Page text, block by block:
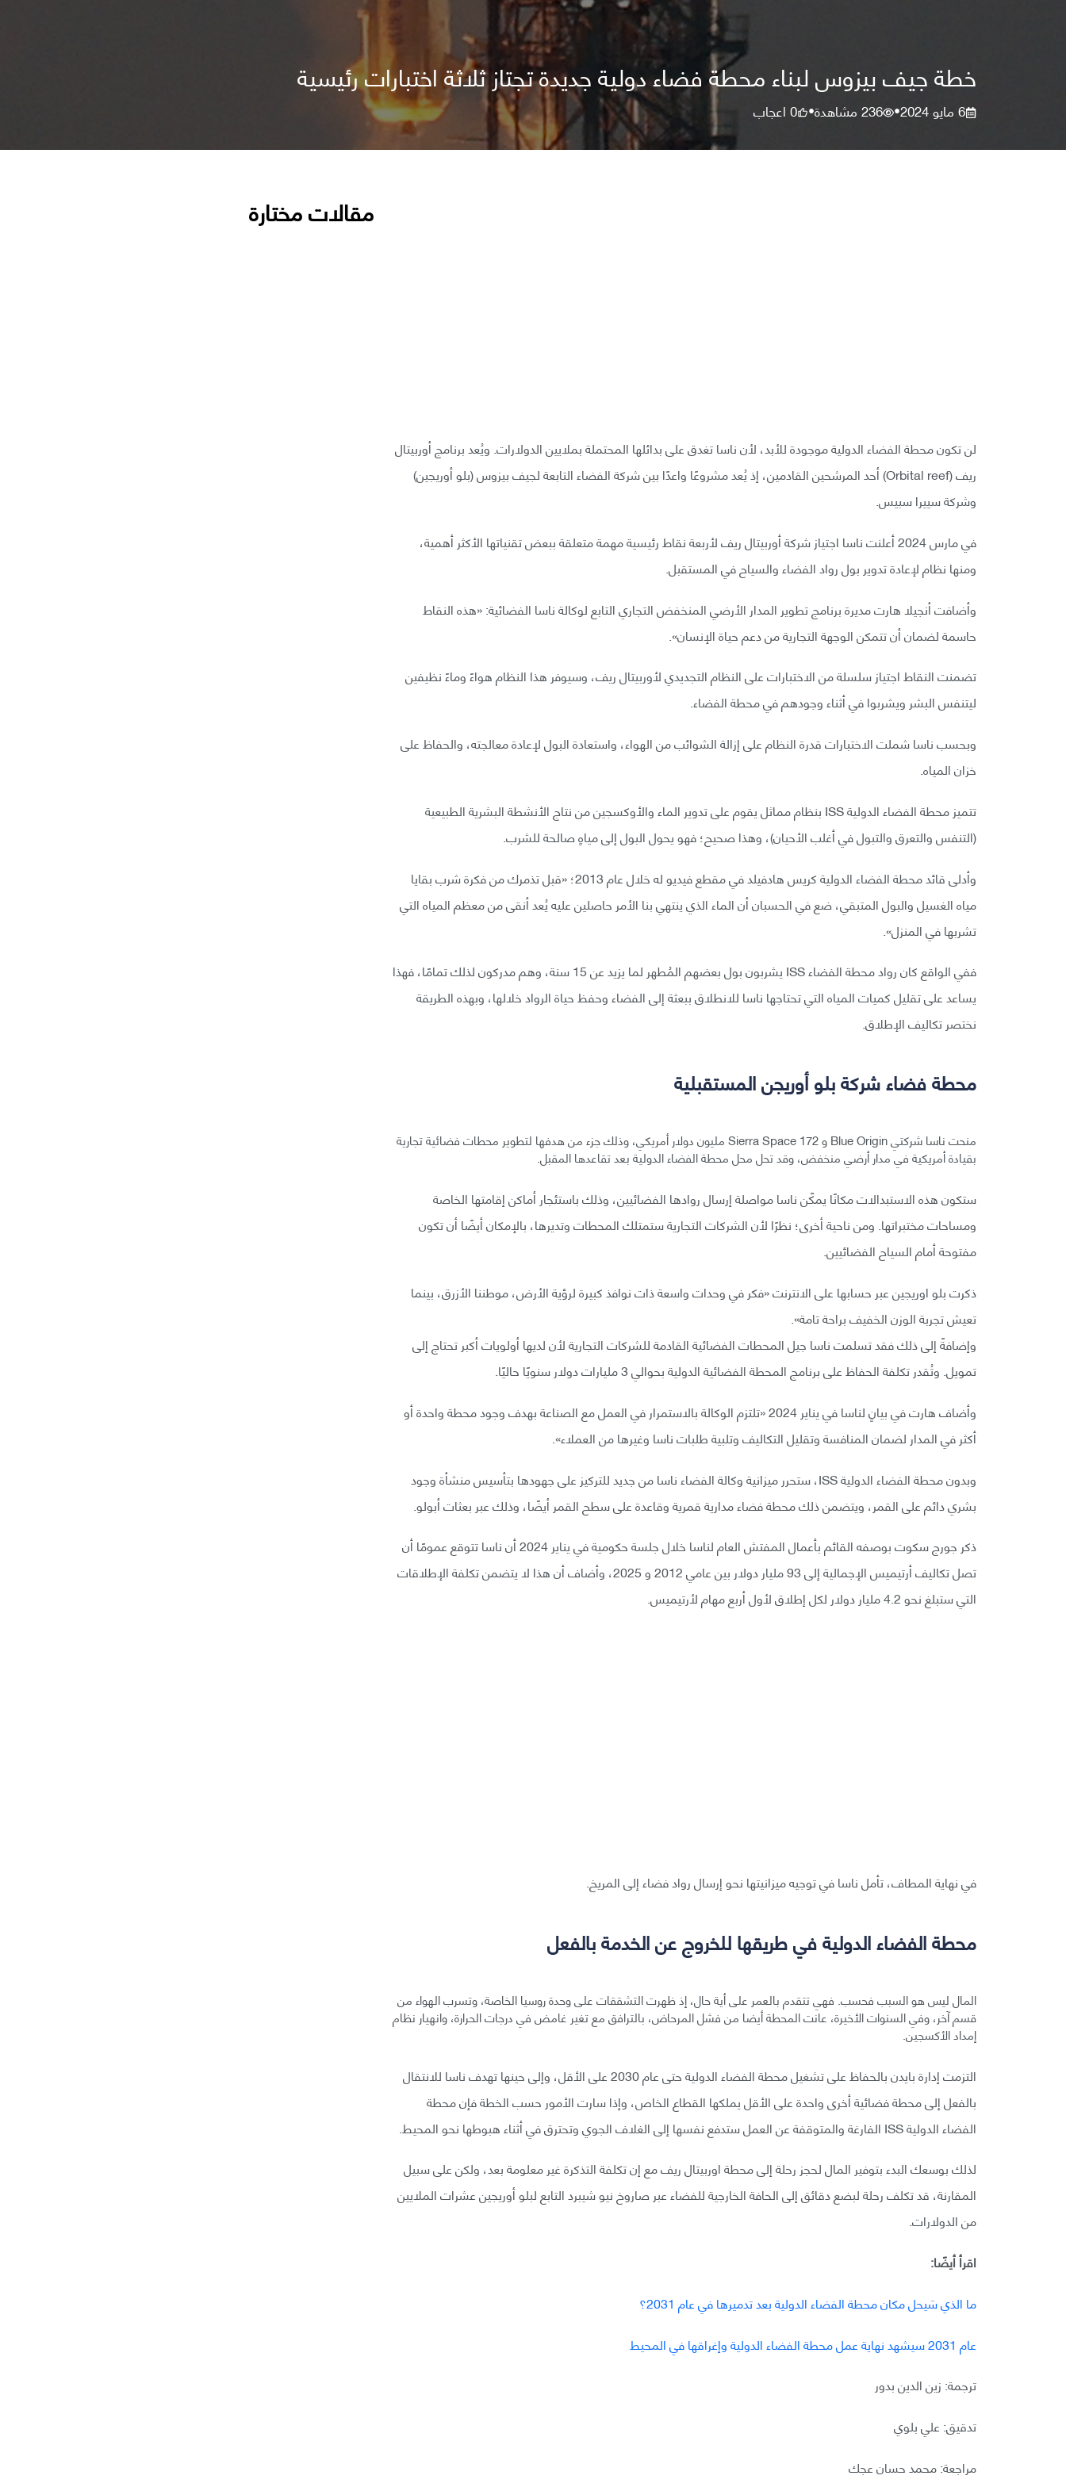
خطة جيف بيزوس لبناء محطة فضاء دولية جديدة تجتاز ثلاثة اختبارات رئيسية
6 مايو 2024 •
236مشاهدة•
0اعجاب
لن تكون محطة الفضاء الدولية موجودة للأبد، لأن ناسا تغدق على بدائلها المحتملة بملايين الدولارات. ويُعد برنامج أوربيتال
ريف (Orbital reef) أحد المرشحين القادمين، إذ يُعد مشروعًا واعدًا بين شركة الفضاء التابعة لجيف بيزوس (بلو أوريجين)
وشركة سييرا سبيس.
في مارس 2024 أعلنت ناسا اجتياز شركة أوربيتال ريف لأربعة نقاط رئيسية مهمة متعلقة ببعض تقنياتها الأكثر أهمية،
ومنها نظام لإعادة تدوير بول رواد الفضاء والسياح في المستقبل.
وأضافت أنجيلا هارت مديرة برنامج تطوير المدار الأرضي المنخفض التجاري التابع لوكالة ناسا الفضائية: «هذه النقاط
حاسمة لضمان أن تتمكن الوجهة التجارية من دعم حياة الإنسان».
تضمنت النقاط اجتياز سلسلة من الاختبارات على النظام التجديدي لأوربيتال ريف، وسيوفر هذا النظام هواءً وماءً نظيفين
ليتنفس البشر ويشربوا في أثناء وجودهم في محطة الفضاء.
وبحسب ناسا شملت الاختبارات قدرة النظام على إزالة الشوائب من الهواء، واستعادة البول لإعادة معالجته، والحفاظ على
خزان المياه.
تتميز محطة الفضاء الدولية ISS بنظام مماثل يقوم على تدوير الماء والأوكسجين من نتاج الأنشطة البشرية الطبيعية
(التنفس والتعرق والتبول في أغلب الأحيان)، وهذا صحيح؛ فهو يحول البول إلى مياهٍ صالحة للشرب.
وأدلى قائد محطة الفضاء الدولية كريس هادفيلد في مقطع فيديو له خلال عام 2013؛ «قبل تذمرك من فكرة شرب بقايا
مياه الغسيل والبول المتبقي، ضع في الحسبان أن الماء الذي ينتهي بنا الأمر حاصلين عليه يُعد أنقى من معظم المياه التي
تشربها في المنزل».
ففي الواقع كان رواد محطة الفضاء ISS يشربون بول بعضهم المُطهر لما يزيد عن 15 سنة، وهم مدركون لذلك تمامًا، فهذا
يساعد على تقليل كميات المياه التي تحتاجها ناسا للانطلاق ببعثة إلى الفضاء وحفظ حياة الرواد خلالها، وبهذه الطريقة
نختصر تكاليف الإطلاق.
محطة فضاء شركة بلو أوريجن المستقبلية
منحت ناسا شركتي Blue Origin و Sierra Space 172 مليون دولار أمريكي، وذلك جزء من هدفها لتطوير محطات فضائية تجارية
بقيادة أمريكية في مدار أرضي منخفض، وقد تحل محل محطة الفضاء الدولية بعد تقاعدها المقبل.
ستكون هذه الاستبدالات مكانًا يمكّن ناسا مواصلة إرسال روادها الفضائيين، وذلك باستئجار أماكن إقامتها الخاصة
ومساحات مختبراتها. ومن ناحية أخرى؛ نظرًا لأن الشركات التجارية ستمتلك المحطات وتديرها، بالإمكان أيضًا أن تكون
مفتوحة أمام السياح الفضائيين.
ذكرت بلو اوريجين عبر حسابها على الانترنت «فكر في وحدات واسعة ذات نوافذ كبيرة لرؤية الأرض، موطننا الأزرق، بينما
تعيش تجربة الوزن الخفيف براحة تامة».
وإضافةً إلى ذلك فقد تسلمت ناسا جيل المحطات الفضائية القادمة للشركات التجارية لأن لديها أولويات أكبر تحتاج إلى
تمويل. وتُقدر تكلفة الحفاظ على برنامج المحطة الفضائية الدولية بحوالي 3 مليارات دولار سنويًا حاليًا.
وأضاف هارت في بيانٍ لناسا في يناير 2024 «تلتزم الوكالة بالاستمرار في العمل مع الصناعة بهدف وجود محطة واحدة أو
أكثر في المدار لضمان المنافسة وتقليل التكاليف وتلبية طلبات ناسا وغيرها من العملاء».
وبدون محطة الفضاء الدولية ISS، ستحرر ميزانية وكالة الفضاء ناسا من جديد للتركيز على جهودها بتأسيس منشأة وجود
بشري دائم على القمر، ويتضمن ذلك محطة فضاء مدارية قمرية وقاعدة على سطح القمر أيضًا، وذلك عبر بعثات أبولو.
ذكر جورج سكوت بوصفه القائم بأعمال المفتش العام لناسا خلال جلسة حكومية في يناير 2024 أن ناسا تتوقع عمومًا أن
تصل تكاليف أرتيميس الإجمالية إلى 93 مليار دولار بين عامي 2012 و 2025، وأضاف أن هذا لا يتضمن تكلفة الإطلاقات
التي ستبلغ نحو 4.2 مليار دولار لكل إطلاق لأول أربع مهام لأرتيميس.
في نهاية المطاف، تأمل ناسا في توجيه ميزانيتها نحو إرسال رواد فضاء إلى المريخ.
محطة الفضاء الدولية في طريقها للخروج عن الخدمة بالفعل
المال ليس هو السبب فحسب. فهي تتقدم بالعمر على أية حال، إذ ظهرت التشققات على وحدة روسيا الخاصة، وتسرب الهواء من
قسم آخر، وفي السنوات الأخيرة، عانت المحطة أيضا من فشل المرحاض، بالترافق مع تغير غامض في درجات الحرارة، وانهيار نظام
إمداد الأكسجين.
التزمت إدارة بايدن بالحفاظ على تشغيل محطة الفضاء الدولية حتى عام 2030 على الأقل، وإلى حينها تهدف ناسا للانتقال
بالفعل إلى محطة فضائية أخرى واحدة على الأقل يملكها القطاع الخاص، وإذا سارت الأمور حسب الخطة فإن محطة
الفضاء الدولية ISS الفارغة والمتوقفة عن العمل ستدفع نفسها إلى الغلاف الجوي وتحترق في أثناء هبوطها نحو المحيط.
لذلك بوسعك البدء بتوفير المال لحجز رحلة إلى محطة اوربيتال ريف مع إن تكلفة التذكرة غير معلومة بعد، ولكن على سبيل
المقارنة، قد تكلف رحلة لبضع دقائق إلى الحافة الخارجية للفضاء عبر صاروخ نيو شيبرد التابع لبلو أوريجين عشرات الملايين
من الدولارات.
اقرأ أيضًا:
ما الذي سَيحل مكان محطة الفضاء الدولية بعد تدميرها في عام 2031؟
عام 2031 سيشهد نهاية عمل محطة الفضاء الدولية وإغراقها في المحيط
ترجمة: زين الدين بدور
تدقيق: علي بلوي
مراجعة: محمد حسان عجك
مقالات مختارة